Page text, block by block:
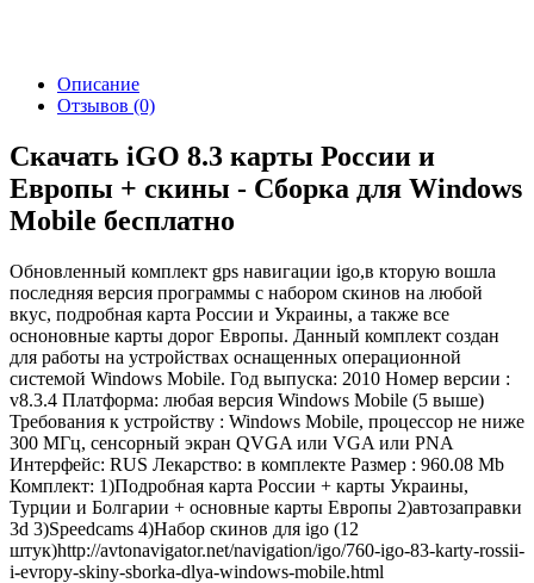
Описание
Отзывов (0)
Скачать iGO 8.3 карты России и
Европы + скины - Сборка для Windows
Mobile бесплатно
Обновленный комплект gps навигации igo,в кторую вошла
последняя версия программы с набором скинов на любой
вкус, подробная карта России и Украины, а также все
осноновные карты дорог Европы. Данный комплект создан
для работы на устройствах оснащенных операционной
системой Windows Mobile. Год выпуска: 2010 Номер версии :
v8.3.4 Платформа: любая версия Windows Mobile (5 выше)
Требования к устройству : Windows Mobile, процессор не ниже
300 МГц, сенсорный экран QVGA или VGA или PNA
Интерфейс: RUS Лекарство: в комплекте Размер : 960.08 Mb
Комплект: 1)Подробная карта России + карты Украины,
Турции и Болгарии + основные карты Европы 2)автозаправки
3d 3)Speedcams 4)Набор скинов для igo (12
штук)http://avtonavigator.net/navigation/igo/760-igo-83-karty-rossii-
i-evropy-skiny-sborka-dlya-windows-mobile.html